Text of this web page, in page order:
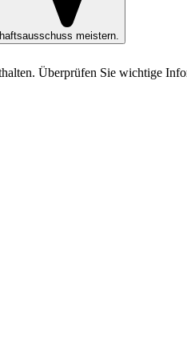
meistern.
Überprüfen Sie wichtige